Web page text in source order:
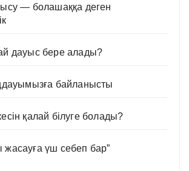
— болашаққа деген
дауыс бере алады?
байланысты
қалай білуге болады?
үш себеп бар”